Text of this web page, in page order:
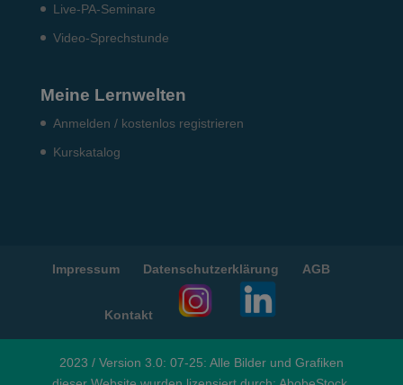
Live-PA-Seminare
Video-Sprechstunde
Meine Lernwelten
Anmelden / kostenlos registrieren
Kurskatalog
Impressum Datenschutzerklärung AGB
Kontakt
2023 / Version 3.0: 07-25: Alle Bilder und Grafiken